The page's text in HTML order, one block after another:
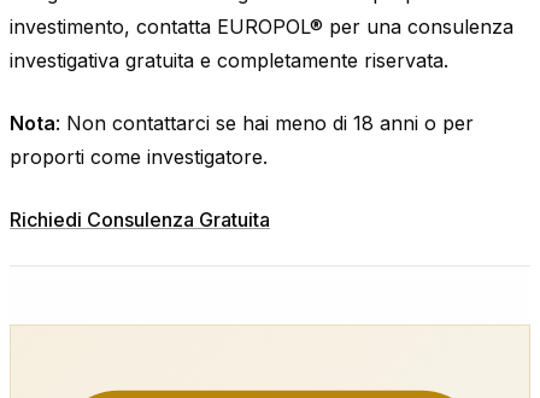
investimento, contatta EUROPOL® per una consulenza
investigativa gratuita e completamente riservata.
Nota: Non contattarci se hai meno di 18 anni o per
proporti come investigatore.
Richiedi Consulenza Gratuita